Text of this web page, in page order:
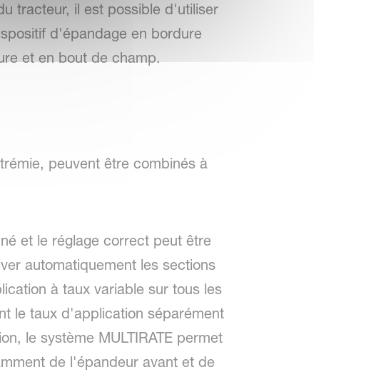
tracteur, il est possible d'utiliser
d'épandage en bordure
et en bout de champ.
peuvent être combinés à
et le réglage correct peut être
automatiquement les sections
à taux variable sur tous les
le taux d'application séparément
le système MULTIRATE permet
de l'épandeur avant et de